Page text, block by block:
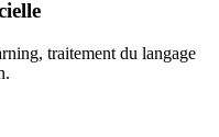
traitement du langage